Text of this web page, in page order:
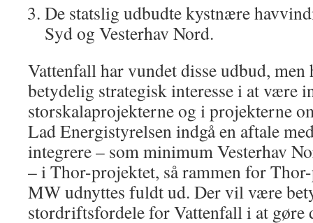
De statslig udbudte kystnære
Syd og Vesterhav Nord.
Vattenfall har vundet disse udbud, men
betydelig strategisk interesse i at være
storskalaprojekterne og i projekterne
Lad Energistyrelsen indgå en aftale
integrere – som minimum Vesterhav
– i Thor-projektet, så rammen for
MW udnyttes fuldt ud. Der vil være
stordriftsfordele for Vattenfall i at gøre